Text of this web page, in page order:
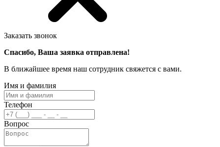
Заказать звонок
Спасибо, Ваша заявка отправлена!
В ближайшее время наш сотрудник свяжется с вами.
Имя и фамилия
Телефон
Вопрос